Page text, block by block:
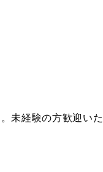
未経験の方歓迎いた